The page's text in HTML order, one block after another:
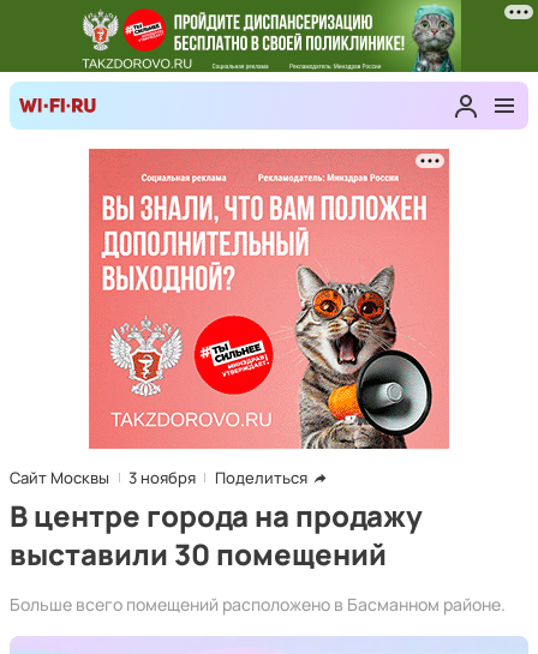
Сайт Москвы 3 ноября Поделиться
В центре города на продажу
выставили 30 помещений
Больше всего помещений расположено в Басманном районе.